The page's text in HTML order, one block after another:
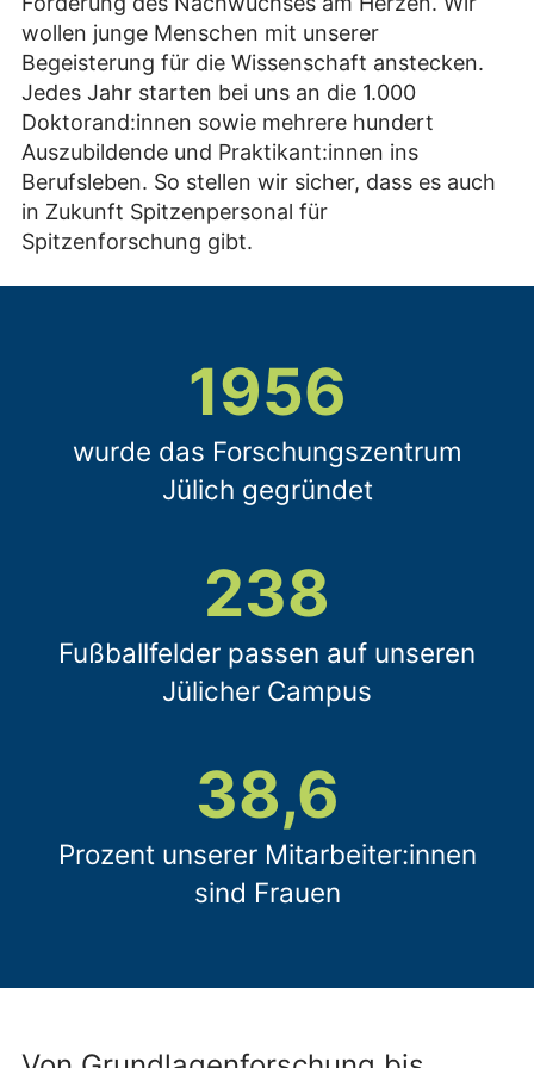
wollen junge Menschen mit unserer
Begeisterung für die Wissenschaft anstecken.
Jedes Jahr starten bei uns an die 1.000
Doktorand:innen sowie mehrere hundert
Auszubildende und Praktikant:innen ins
Berufsleben. So stellen wir sicher, dass es auch
in Zukunft Spitzenpersonal für
Spitzenforschung gibt.
1956
wurde das Forschungszentrum
Jülich gegründet
238
Fußballfelder passen auf unseren
Jülicher Campus
38,6
Prozent unserer Mitarbeiter:innen
sind Frauen